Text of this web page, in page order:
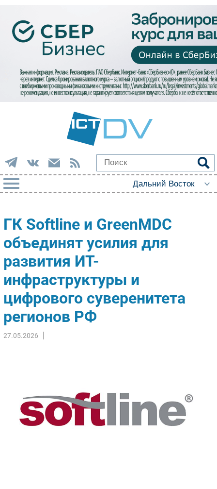
Импорто­замещение
Автоматизация Промышленности
Интернет
Фиксированная связь
Интеграция
Рынок ПК
Торговые сети
Регулирование
Финансы
ГК Softline и GreenMDC
объединят усилия для
развития ИТ-
инфраструктуры и
цифрового суверенитета
регионов РФ
27.05.2026